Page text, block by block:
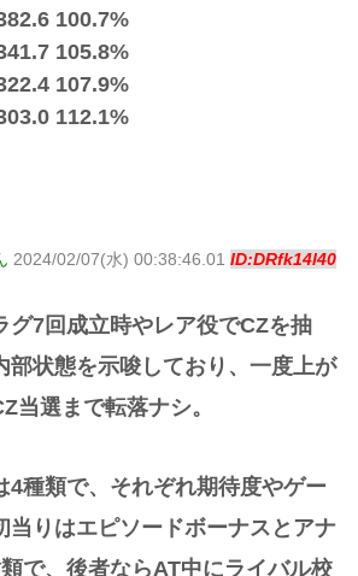
100.7%
105.8%
107.9%
112.1%
2024/02/07(水) 00:38:46.01 ID:DRfk14l40
グ7回成立時やレア役でCZを抽
部状態を示唆しており、一度上が
当選まで転落ナシ。
4種類で、それぞれ期待度やゲー
当りはエピソードボーナスとアナ
で、後者ならAT中にライバル校